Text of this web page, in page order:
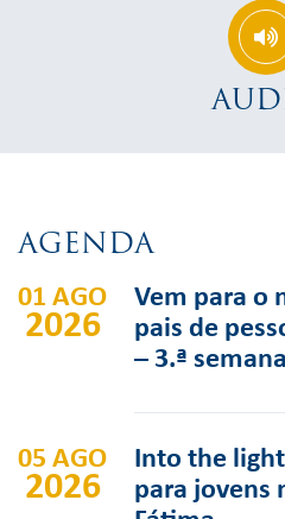
AGENDA
01 AGO
2026
Vem para o
pais de
– 3.ª semana
05 AGO
2026
Into the
para jovens